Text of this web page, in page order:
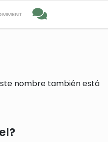
nombre también está